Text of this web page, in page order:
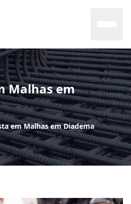
Home
nós
Produtos
Contato
Malhas em
em Malhas em Diadema